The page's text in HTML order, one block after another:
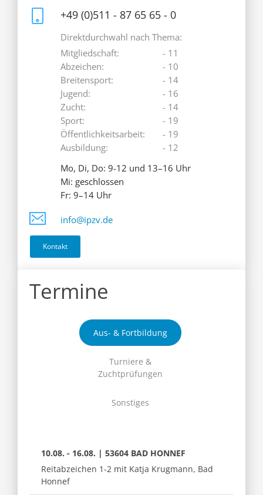
+49 (0)511 - 87 65 65 - 0
Direktdurchwahl nach Thema:
Mitgliedschaft:
Abzeichen:
Breitensport:
Jugend:
Zucht:
Sport:
Öffentlichkeitsarbeit:
Ausbildung:
- 11
- 10
- 14
- 16
- 14
- 19
- 19
- 12
Mo, Di, Do: 9-12 und 13–16 Uhr
Mi: geschlossen
Fr: 9–14 Uhr
info@ipzv.de
Kontakt
Termine
Aus- & Fortbildung
Turniere &
Zuchtprüfungen
Sonstiges
10.08. - 16.08. | 53604 BAD HONNEF
Reitabzeichen 1-2 mit Katja Krugmann, Bad
Honnef